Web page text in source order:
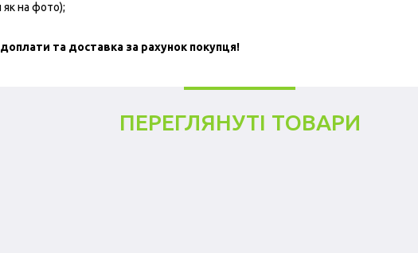
на фото);
та доставка за рахунок покупця!
ПЕРЕГЛЯНУТІ ТОВАРИ